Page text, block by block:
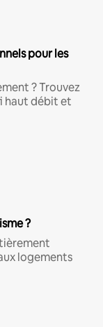
pour les
? Trouvez
haut débit et
?
logements